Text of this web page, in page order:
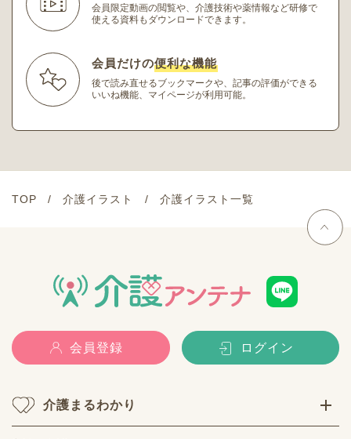
会員限定動画の閲覧や、介護技術や薬情報など研修で
使える資料もダウンロードできます。
会員だけの便利な機能
後で読み直せるブックマークや、記事の評価ができる
いいね機能、マイページが利用可能。
TOP 介護イラスト 介護イラスト一覧
会員登録 ログイン
介護まるわかり